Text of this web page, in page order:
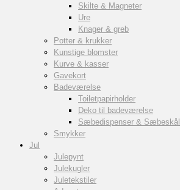
Skilte & Magneter
Ure
Knager & greb
Potter & krukker
Kunstige blomster
Kurve & kasser
Gavekort
Badeværelse
Toiletpapirholder
Deko til badeværelse
Sæbedispenser & Sæbeskål
Smykker
Jul
Julepynt
Julekugler
Juletekstiler